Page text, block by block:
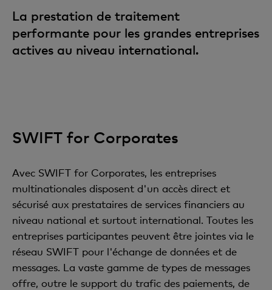
La prestation de traitement
performante pour les grandes entreprises
actives au niveau international.
SWIFT for Corporates
Avec SWIFT for Corporates, les entreprises
multinationales disposent d'un accès direct et
sécurisé aux prestataires de services financiers au
niveau national et surtout international. Toutes les
entreprises participantes peuvent être jointes via le
réseau SWIFT pour l'échange de données et de
messages. La vaste gamme de types de messages
offre, outre le support du trafic des paiements, de